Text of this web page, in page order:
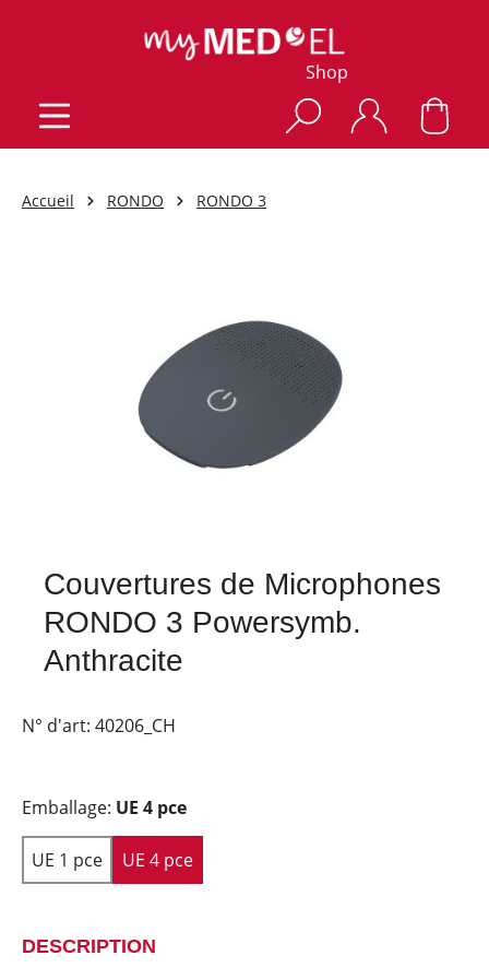
Shop
Accueil RONDO RONDO 3
Couvertures de Microphones
RONDO 3 Powersymb.
Anthracite
N° d'art: 40206_CH
Emballage: UE 4 pce
UE 1 pce UE 4 pce
DESCRIPTION